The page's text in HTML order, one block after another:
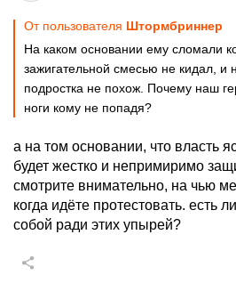
От пользователя Штормбриннер
На каком основании ему сломали
зажигательной смесью не кидал, и
подростка не похож. Почему наш
ноги кому не попадя?
а на том основании, что власть
будет жестко и непримиримо
смотрите внимательно, на чью
когда идёте протестовать. есть
собой ради этих упырей?